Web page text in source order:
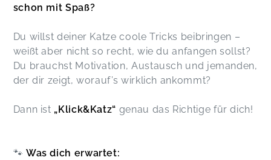
schon mit Spaß?
Du willst deiner Katze coole Tricks beibringen –
weißt aber nicht so recht, wie du anfangen sollst?
Du brauchst Motivation, Austausch und jemanden,
der dir zeigt, worauf’s wirklich ankommt?
Dann ist „Klick&Katz“ genau das Richtige für dich!
🐾 Was dich erwartet: